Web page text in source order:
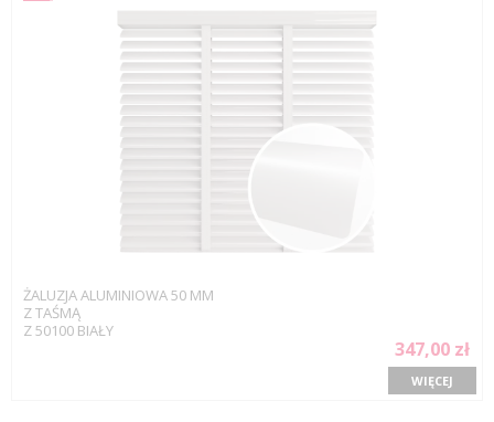
ŻALUZJA ALUMINIOWA 50 MM
Z TAŚMĄ
Z 50100 BIAŁY
347,00 zł
WIĘCEJ